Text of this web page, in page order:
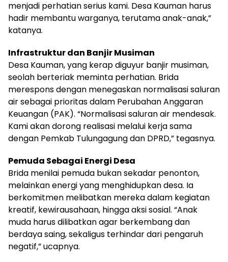
menjadi perhatian serius kami. Desa Kauman harus
hadir membantu warganya, terutama anak-anak,”
katanya.
Infrastruktur dan Banjir Musiman
Desa Kauman, yang kerap diguyur banjir musiman,
seolah berteriak meminta perhatian. Brida
merespons dengan menegaskan normalisasi saluran
air sebagai prioritas dalam Perubahan Anggaran
Keuangan (PAK). “Normalisasi saluran air mendesak.
Kami akan dorong realisasi melalui kerja sama
dengan Pemkab Tulungagung dan DPRD,” tegasnya.
Pemuda Sebagai Energi Desa
Brida menilai pemuda bukan sekadar penonton,
melainkan energi yang menghidupkan desa. Ia
berkomitmen melibatkan mereka dalam kegiatan
kreatif, kewirausahaan, hingga aksi sosial. “Anak
muda harus dilibatkan agar berkembang dan
berdaya saing, sekaligus terhindar dari pengaruh
negatif,” ucapnya.